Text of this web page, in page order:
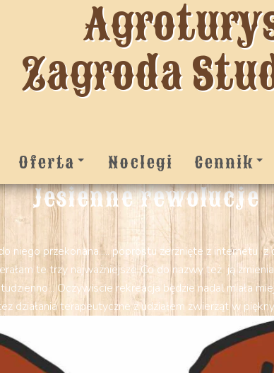
Zagroda
Oferta Noclegi Cennik
Jesienne rewolucje
niego przekonana..... poprostu zerżnięte z internetu
te trzy najważniejsze..Co do nazwy też ją
Oczywiscie rekreacja będzie nadal miała
działania terapeutyczne z udziałem zwierząt w